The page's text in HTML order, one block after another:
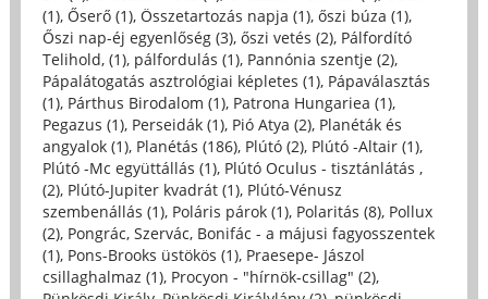
(1), Őserő (1), Összetartozás napja (1), őszi búza (1),
Őszi nap-éj egyenlőség (3), őszi vetés (2), Pálfordító
Telihold, (1), pálfordulás (1), Pannónia szentje (2),
Pápalátogatás asztrológiai képletes (1), Pápaválasztás
(1), Párthus Birodalom (1), Patrona Hungariea (1),
Pegazus (1), Perseidák (1), Pió Atya (2), Planéták és
angyalok (1), Planétás (186), Plútó (2), Plútó -Altair (1),
Plútó -Mc együttállás (1), Plútó Oculus - tisztánlátás ,
(2), Plútó-Jupiter kvadrát (1), Plútó-Vénusz
szembenállás (1), Poláris párok (1), Polaritás (8), Pollux
(2), Pongrác, Szervác, Bonifác - a májusi fagyosszentek
(1), Pons-Brooks üstökös (1), Praesepe- Jászol
csillaghalmaz (1), Procyon - "hírnök-csillag" (2),